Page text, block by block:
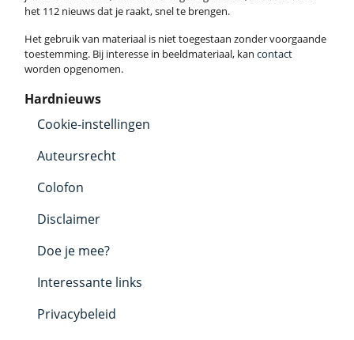
het 112 nieuws dat je raakt, snel te brengen.
Het gebruik van materiaal is niet toegestaan zonder voorgaande
toestemming. Bij interesse in beeldmateriaal, kan contact
worden opgenomen.
Hardnieuws
Cookie-instellingen
Auteursrecht
Colofon
Disclaimer
Doe je mee?
Interessante links
Privacybeleid